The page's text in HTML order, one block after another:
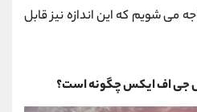
می شویم که این اندازه نیز قابل
جی اف ایکس چگونه است؟